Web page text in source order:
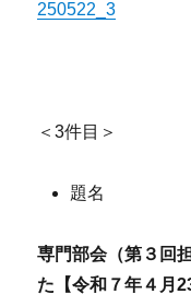
250522_3
＜3件目＞
題名
専門部会（第３回
た【令和７年４月